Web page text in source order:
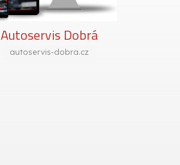
Pojízdná lešení
pojizdnaleseni.cz